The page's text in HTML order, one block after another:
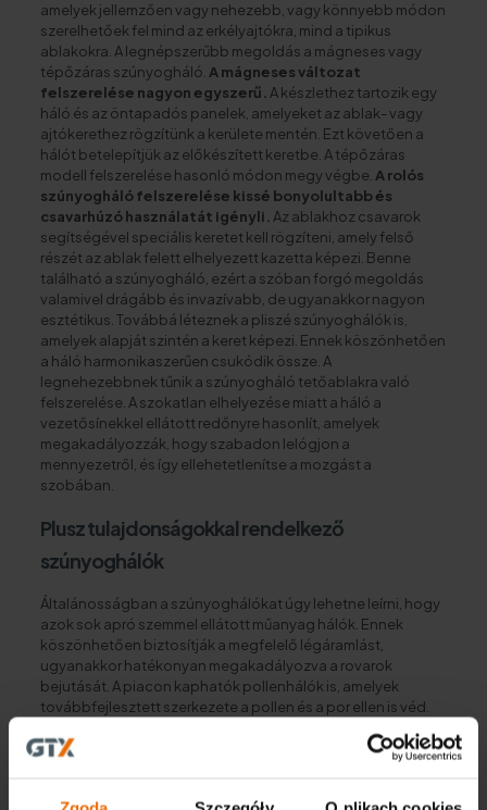
amelyek jellemzően vagy nehezebb, vagy könnyebb módon
szerelhetőek fel mind az erkélyajtókra, mind a tipikus
ablakokra. A legnépszerűbb megoldás a mágneses vagy
tépőzáras szúnyogháló. A mágneses változat
felszerelése nagyon egyszerű. A készlethez tartozik egy
háló és az öntapadós panelek, amelyeket az ablak- vagy
ajtókerethez rögzítünk a kerülete mentén. Ezt követően a
hálót betelepítjük az előkészített keretbe. A tépőzáras
modell felszerelése hasonló módon megy végbe. A rolós
szúnyogháló felszerelése kissé bonyolultabb és
csavarhúzó használatát igényli. Az ablakhoz csavarok
segítségével speciális keretet kell rögzíteni, amely felső
részét az ablak felett elhelyezett kazetta képezi. Benne
található a szúnyogháló, ezért a szóban forgó megoldás
valamivel drágább és invazívabb, de ugyanakkor nagyon
esztétikus. Továbbá léteznek a pliszé szúnyoghálók is,
amelyek alapját szintén a keret képezi. Ennek köszönhetően
a háló harmonikaszerűen csukódik össze. A
legnehezebbnek tűnik a szúnyogháló tetőablakra való
felszerelése. A szokatlan elhelyezése miatt a háló a
vezetősínekkel ellátott redőnyre hasonlít, amelyek
megakadályozzák, hogy szabadon lelógjon a
mennyezetről, és így ellehetetlenítse a mozgást a
szobában.
Plusz tulajdonságokkal rendelkező
szúnyoghálók
Általánosságban a szúnyoghálókat úgy lehetne leírni, hogy
azok sok apró szemmel ellátott műanyag hálók. Ennek
köszönhetően biztosítják a megfelelő légáramlást,
ugyanakkor hatékonyan megakadályozva a rovarok
bejutását. A piacon kaphatók pollenhálók is, amelyek
továbbfejlesztett szerkezete a pollen és a por ellen is véd.
Az állattartóknak viszont érdemes a megerősített felületű